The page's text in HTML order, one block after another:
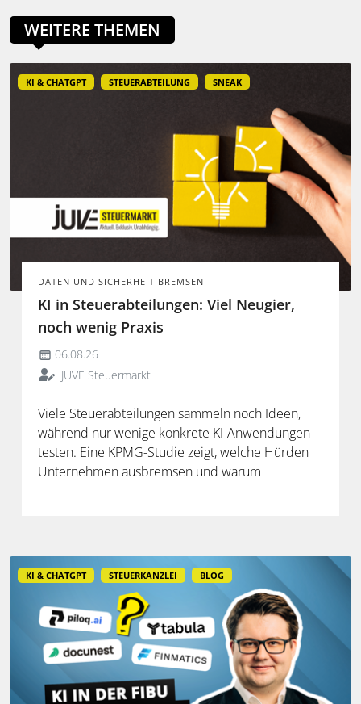
WEITERE THEMEN
KI & CHATGPT STEUERABTEILUNG SNEAK
DATEN UND SICHERHEIT BREMSEN
KI in Steuerabteilungen: Viel Neugier,
noch wenig Praxis
06.08.26
JUVE Steuermarkt
Viele Steuerabteilungen sammeln noch Ideen,
während nur wenige konkrete KI-Anwendungen
testen. Eine KPMG-Studie zeigt, welche Hürden
Unternehmen ausbremsen und warum
KI & CHATGPT STEUERKANZLEI BLOG